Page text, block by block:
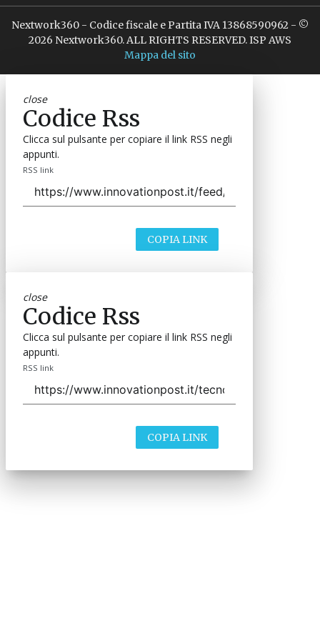
Nextwork360 - Codice fiscale e Partita IVA 13868590962 - ©
2026 Nextwork360. ALL RIGHTS RESERVED. ISP AWS
Mappa del sito
close
Codice Rss
Clicca sul pulsante per copiare il link RSS negli
appunti.
RSS link
COPIA LINK
close
Codice Rss
Clicca sul pulsante per copiare il link RSS negli
appunti.
RSS link
COPIA LINK